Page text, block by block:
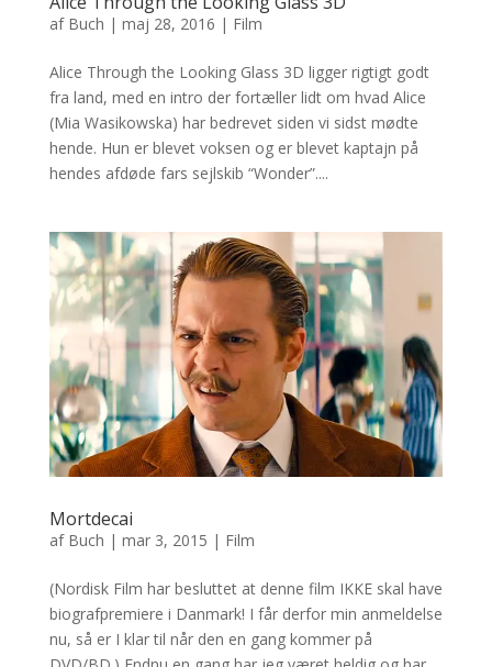
af Buch | maj 28, 2016 | Film
Alice Through the Looking Glass 3D ligger rigtigt godt
fra land, med en intro der fortæller lidt om hvad Alice
(Mia Wasikowska) har bedrevet siden vi sidst mødte
hende. Hun er blevet voksen og er blevet kaptajn på
hendes afdøde fars sejlskib “Wonder”....
Mortdecai
af Buch | mar 3, 2015 | Film
(Nordisk Film har besluttet at denne film IKKE skal have
biografpremiere i Danmark! I får derfor min anmeldelse
nu, så er I klar til når den en gang kommer på